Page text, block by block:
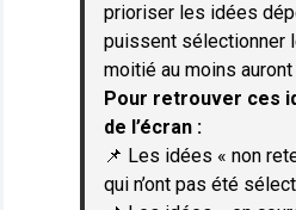
prioriser les idées
puissent sélectionner
moitié au moins
Pour retrouver ces
de l’écran :
📌 Les idées « non
qui n’ont pas été